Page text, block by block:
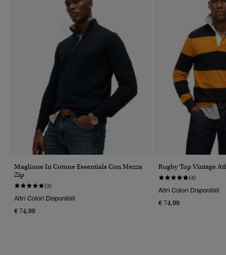
Maglione In Cotone Essentials Con Mezza
Zip
(3)
Altri Colori Disponibili
€ 74,99
Rugby Top Vintage
(4)
Altri Colori Disponibili
€ 74,99